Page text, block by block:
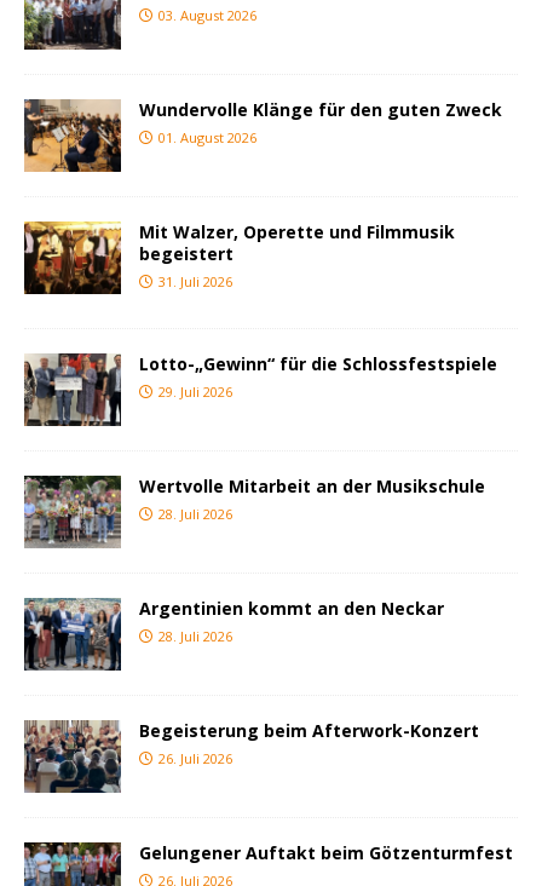
03. August 2026
Wundervolle Klänge für den guten Zweck
01. August 2026
Mit Walzer, Operette und Filmmusik
begeistert
31. Juli 2026
Lotto-„Gewinn“ für die Schlossfestspiele
29. Juli 2026
Wertvolle Mitarbeit an der Musikschule
28. Juli 2026
Argentinien kommt an den Neckar
28. Juli 2026
Begeisterung beim Afterwork-Konzert
26. Juli 2026
Gelungener Auftakt beim Götzenturmfest
26. Juli 2026